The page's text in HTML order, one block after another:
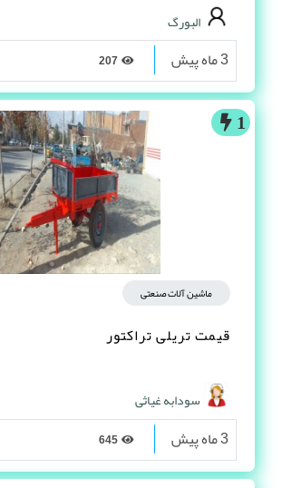
البورگ
3 ماه پیش
1
ماشین آلات صنعتی
قیمت تریلی تراکتور
سودابه غیاثی
3 ماه پیش